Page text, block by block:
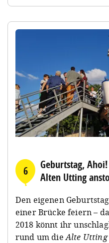
6
Geburtstag,
Alten Utting
Den eigenen
einer Brücke feiern –
2018 könnt ihr
rund um dieAlte Utting